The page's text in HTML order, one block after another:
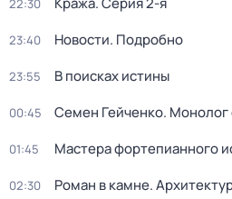
22:30
23:40 Новости. Подробно
23:55 В поисках истины
00:45 Семен Гейченко.
01:45 Мастера фортепианного
02:30 Роман в камне.